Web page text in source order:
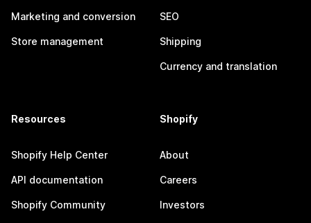
Marketing and conversion
Store management
SEO
Shipping
Currency and translation
Resources
Shopify Help Center
API documentation
Shopify Community
Shopify
About
Careers
Investors